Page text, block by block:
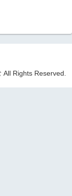
Rights Reserved.